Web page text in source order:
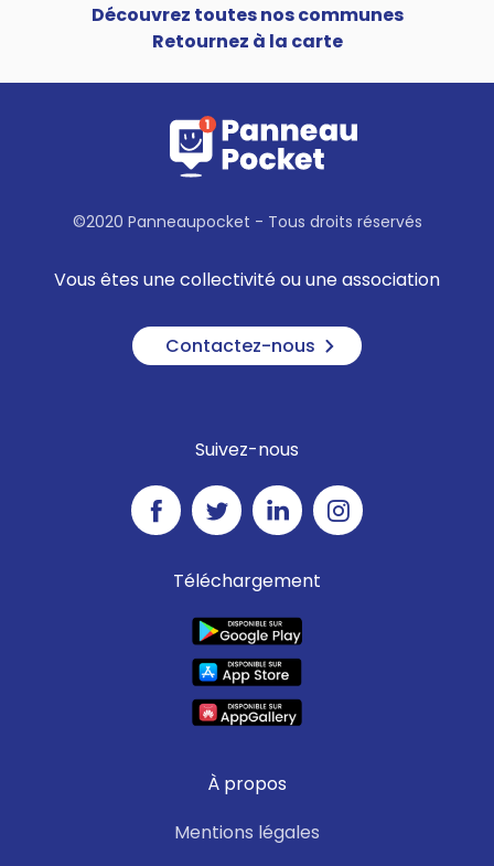
Découvrez toutes nos communes
Retournez à la carte
©2020 Panneaupocket - Tous droits réservés
Vous êtes une collectivité ou une association
Contactez-nous
Suivez-nous
Téléchargement
À propos
Mentions légales